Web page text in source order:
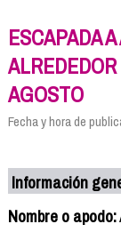
ESCAPADA
AGOSTO
Fecha y hora de
Información
Nombre o apodo: